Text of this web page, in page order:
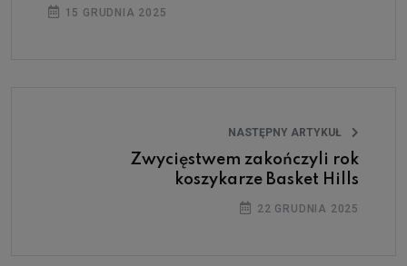
15 GRUDNIA 2025
NASTĘPNY ARTYKUŁ
Zwycięstwem zakończyli rok
koszykarze Basket Hills
22 GRUDNIA 2025